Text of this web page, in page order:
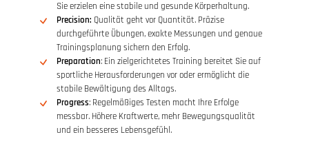
Sie erzielen eine stabile und gesunde Körperhaltung.
Precision: Qualität geht vor Quantität. Präzise
durchgeführte Übungen, exakte Messungen und genaue
Trainingsplanung sichern den Erfolg.
Preparation: Ein zielgerichtetes Training bereitet Sie auf
sportliche Herausforderungen vor oder ermöglicht die
stabile Bewältigung des Alltags.
Progress: Regelmäßiges Testen macht Ihre Erfolge
messbar. Höhere Kraftwerte, mehr Bewegungsqualität
und ein besseres Lebensgefühl.